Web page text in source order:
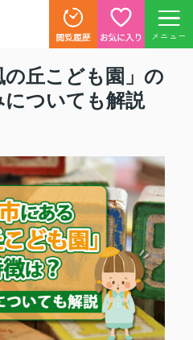
メニュー
丘こども園」の
ついても解説